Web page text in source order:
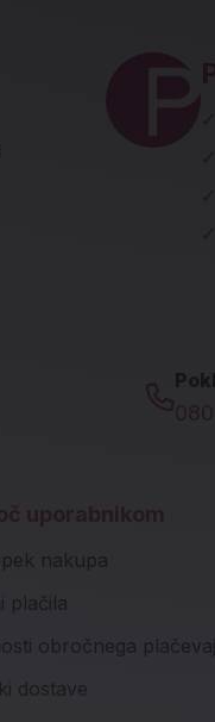
✓
✓
✓
uporabnikom
nakupa
plačila
obročnega
dostave